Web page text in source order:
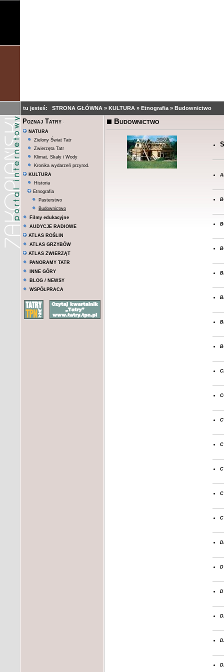
tu jesteś: STRONA GŁÓWNA » KULTURA » Etnografia » Budownictwo
Poznaj Tatry
NATURA
Zielony Świat Tatr
Zwierzęta Tatr
Klimat, Skały i Wody
Kronika wydarzeń przyrod.
KULTURA
Historia
Etnografia
Pasterstwo
Budownictwo
Filmy edukacyjne
AUDYCJE RADIOWE
ATLAS ROŚLIN
ATLAS GRZYBÓW
ATLAS ZWIERZĄT
PANORAMY TATR
INNE GÓRY
BLOG / NEWSY
WSPÓŁPRACA
Budownictwo